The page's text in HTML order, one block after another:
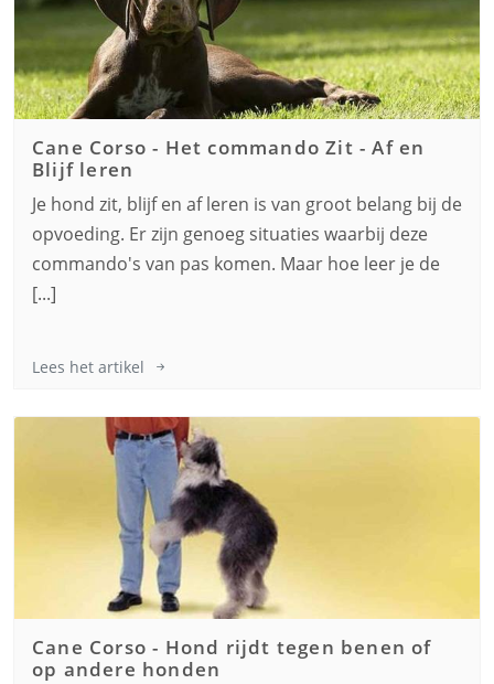
Cane Corso - Het commando Zit - Af en
Blijf leren
Je hond zit, blijf en af leren is van groot belang bij de
opvoeding. Er zijn genoeg situaties waarbij deze
commando's van pas komen. Maar hoe leer je de
[...]
Lees het artikel
Cane Corso - Hond rijdt tegen benen of
op andere honden